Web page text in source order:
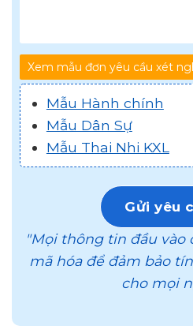
Xem mẫu đơn yêu cầu xét
Mẫu Hành chính
Mẫu Dân Sự
Mẫu Thai Nhi KXL
Gửi yêu
"Mọi thông tin đầu
mã hóa để đảm bảo
cho mọi